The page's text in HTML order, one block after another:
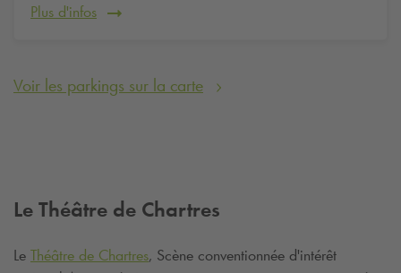
Plus d'infos
Voir les parkings sur la carte
Le Théâtre de Chartres
Le Théâtre de Chartres, Scène conventionnée d'intérêt